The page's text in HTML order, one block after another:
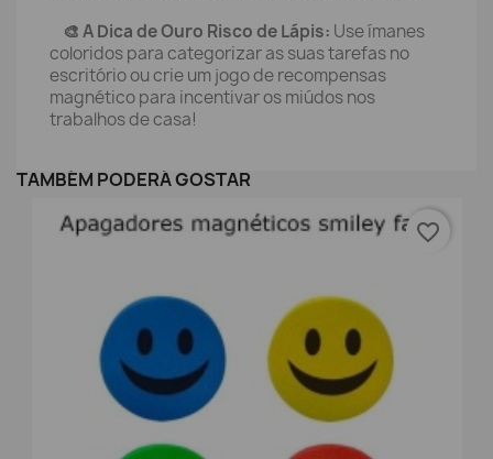
🎨 A Dica de Ouro Risco de Lápis: Use ímanes
coloridos para categorizar as suas tarefas no
escritório ou crie um jogo de recompensas
magnético para incentivar os miúdos nos
trabalhos de casa!
TAMBÉM PODERÁ GOSTAR
favorite_border